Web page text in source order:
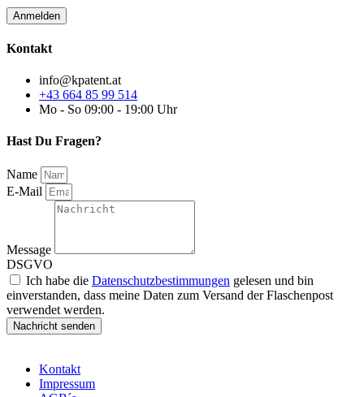
Kontakt
info@kpatent.at
+43 664 85 99 514
Mo - So 09:00 - 19:00 Uhr
Hast Du Fragen?
Name
E-Mail
Message
DSGVO
Ich habe die Datenschutzbestimmungen gelesen und bin
einverstanden, dass meine Daten zum Versand der Flaschenpost
verwendet werden.
Nachricht senden
Kontakt
Impressum